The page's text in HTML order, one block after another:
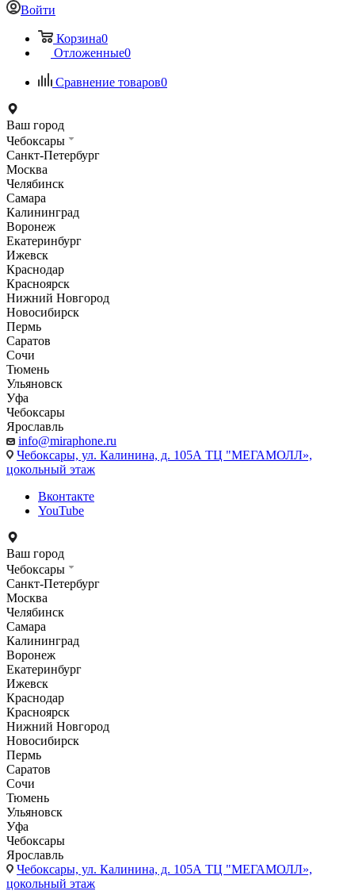
Войти
Корзина0
Отложенные0
Сравнение товаров0
Ваш город
Чебоксары
Санкт-Петербург
Москва
Челябинск
Самара
Калининград
Воронеж
Екатеринбург
Ижевск
Краснодар
Красноярск
Нижний Новгород
Новосибирск
Пермь
Саратов
Сочи
Тюмень
Ульяновск
Уфа
Чебоксары
Ярославль
info@miraphone.ru
Чебоксары, ул. Калинина, д. 105А ТЦ "МЕГАМОЛЛ»,
цокольный этаж
Вконтакте
YouTube
Ваш город
Чебоксары
Санкт-Петербург
Москва
Челябинск
Самара
Калининград
Воронеж
Екатеринбург
Ижевск
Краснодар
Красноярск
Нижний Новгород
Новосибирск
Пермь
Саратов
Сочи
Тюмень
Ульяновск
Уфа
Чебоксары
Ярославль
Чебоксары, ул. Калинина, д. 105А ТЦ "МЕГАМОЛЛ»,
цокольный этаж